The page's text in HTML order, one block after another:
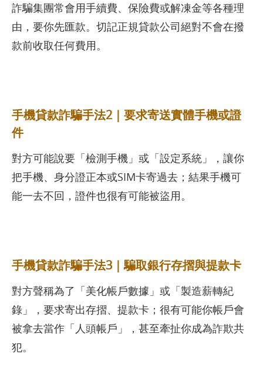
詐騙集團常會用手續費、保險費或解凍金等各種理
由，要你先匯款。切記正規貸款公司絕對不會在撥
款前收取任何費用。
手機貸款詐騙手法2｜要求寄送實體手機或證
件
對方可能說要「檢測手機」或「設定系統」，讓你
把手機、身分證正本或SIM卡寄過去；結果手機可
能一去不回，證件也很有可能被盜用。
手機貸款詐騙手法3｜騙取銀行存摺與提款卡
對方聲稱為了「美化帳戶數據」或「製造薪轉紀
錄」，要求寄出存摺、提款卡；很有可能你帳戶會
被拿去當作「人頭帳戶」，甚至牽扯你成為詐欺共
犯。